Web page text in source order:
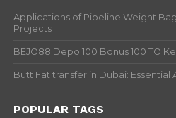
Applications of Pipeline Weight
Projects
BEJO88 Depo 100 Bonus 100 TO
Butt Fat transfer in Dubai:
POPULAR TAGS